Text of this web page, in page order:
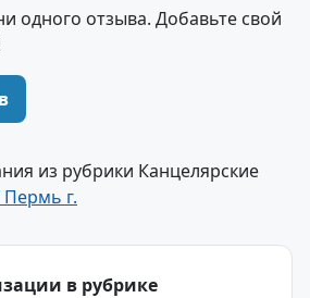
одного отзыва. Добавьте свой
из рубрики Канцелярские
г.
в рубрике